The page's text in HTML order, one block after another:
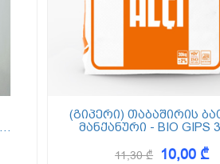
(გიპერი) თაბაშირის
მანქანური - BIO GIPS
11,30 ₾ 10,00 ₾